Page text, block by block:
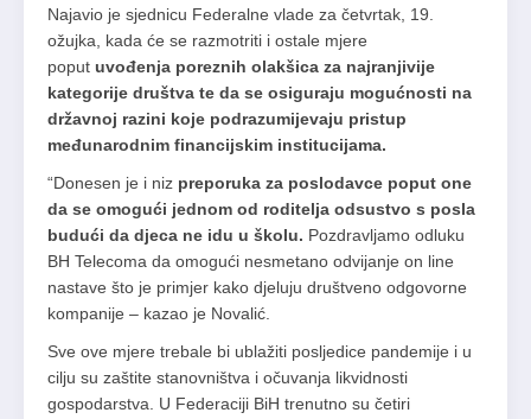
Najavio je sjednicu Federalne vlade za četvrtak, 19.
ožujka, kada će se razmotriti i ostale mjere
poput uvođenja poreznih olakšica za najranjivije
kategorije društva te da se osiguraju mogućnosti na
državnoj razini koje podrazumijevaju pristup
međunarodnim financijskim institucijama.
“Donesen je i niz preporuka za poslodavce poput one
da se omogući jednom od roditelja odsustvo s posla
budući da djeca ne idu u školu. Pozdravljamo odluku
BH Telecoma da omogući nesmetano odvijanje on line
nastave što je primjer kako djeluju društveno odgovorne
kompanije – kazao je Novalić.
Sve ove mjere trebale bi ublažiti posljedice pandemije i u
cilju su zaštite stanovništva i očuvanja likvidnosti
gospodarstva. U Federaciji BiH trenutno su četiri